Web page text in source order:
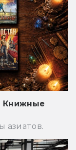
Книжные
азиатов.